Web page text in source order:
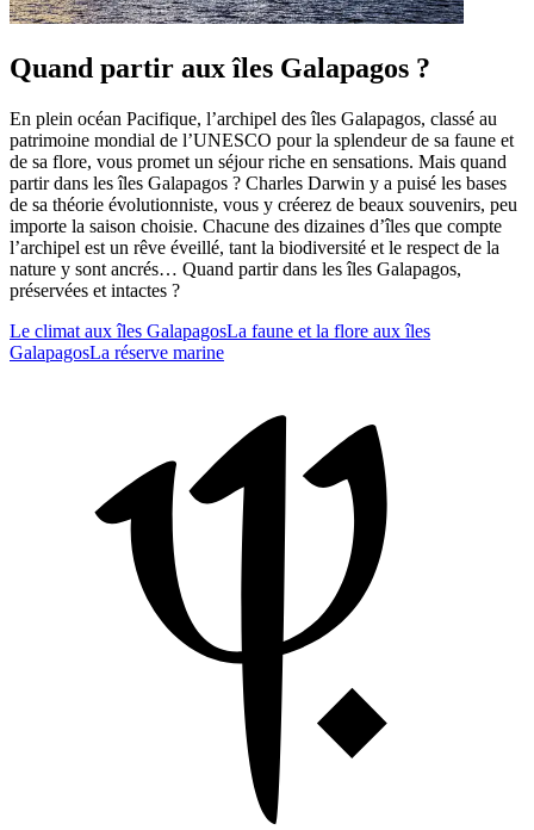
Quand partir aux îles Galapagos ?
En plein océan Pacifique, l’archipel des îles Galapagos, classé au
patrimoine mondial de l’UNESCO pour la splendeur de sa faune et
de sa flore, vous promet un séjour riche en sensations. Mais quand
partir dans les îles Galapagos ? Charles Darwin y a puisé les bases
de sa théorie évolutionniste, vous y créerez de beaux souvenirs, peu
importe la saison choisie. Chacune des dizaines d’îles que compte
l’archipel est un rêve éveillé, tant la biodiversité et le respect de la
nature y sont ancrés… Quand partir dans les îles Galapagos,
préservées et intactes ?
Le climat aux îles GalapagosLa faune et la flore aux îles
GalapagosLa réserve marine